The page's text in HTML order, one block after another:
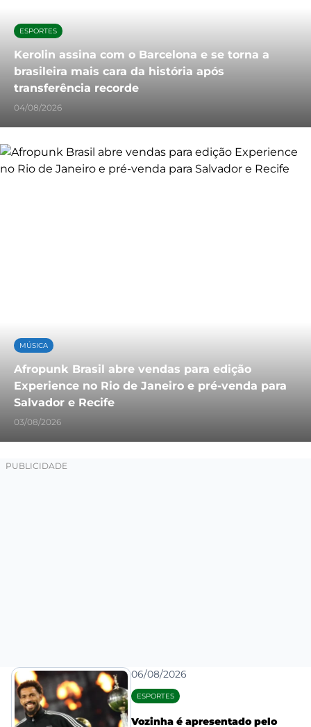
ESPORTES
Kerolin assina com o Barcelona e se torna a
brasileira mais cara da história após
transferência recorde
04/08/2026
MÚSICA
Afropunk Brasil abre vendas para edição
Experience no Rio de Janeiro e pré-venda para
Salvador e Recife
03/08/2026
06/08/2026
ESPORTES
Vozinha é apresentado pelo